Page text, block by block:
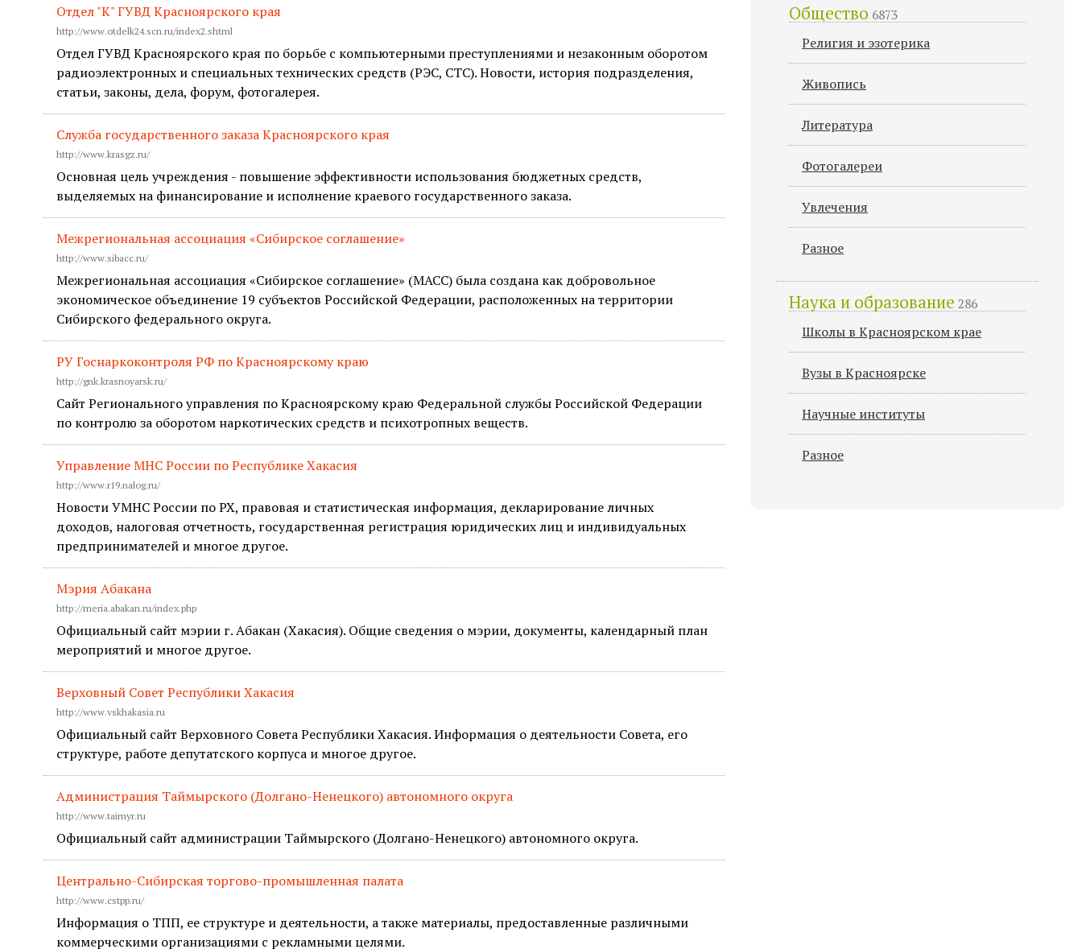
Отдел "К" ГУВД Красноярского края
http://www.otdelk24.scn.ru/index2.shtml
Отдел ГУВД Красноярского края по борьбе с компьютерными преступлениями и незаконным оборотом
радиоэлектронных и специальных технических средств (РЭС, СТС). Новости, история подразделения,
статьи, законы, дела, форум, фотогалерея.
Служба государственного заказа Красноярского края
http://www.krasgz.ru/
Основная цель учреждения - повышение эффективности использования бюджетных средств,
выделяемых на финансирование и исполнение краевого государственного заказа.
Межрегиональная ассоциация «Сибирское соглашение»
http://www.sibacc.ru/
Межрегиональная ассоциация «Сибирское соглашение» (МАСС) была создана как добровольное
экономическое объединение 19 субъектов Российской Федерации, расположенных на территории
Сибирского федерального округа.
РУ Госнаркоконтроля РФ по Красноярскому краю
http://gnk.krasnoyarsk.ru/
Сайт Регионального управления по Красноярскому краю Федеральной службы Российской Федерации
по контролю за оборотом наркотических средств и психотропных веществ.
Управление МНС России по Республике Хакасия
http://www.r19.nalog.ru/
Новости УМНС России по РХ, правовая и статистическая информация, декларирование личных
доходов, налоговая отчетность, государственная регистрация юридических лиц и индивидуальных
предпринимателей и многое другое.
Мэрия Абакана
http://meria.abakan.ru/index.php
Официальный сайт мэрии г. Абакан (Хакасия). Общие сведения о мэрии, документы, календарный план
мероприятий и многое другое.
Верховный Совет Республики Хакасия
http://www.vskhakasia.ru
Официальный сайт Верховного Совета Республики Хакасия. Информация о деятельности Совета, его
структуре, работе депутатского корпуса и многое другое.
Администрация Таймырского (Долгано-Ненецкого) автономного округа
http://www.taimyr.ru
Официальный сайт администрации Таймырского (Долгано-Ненецкого) автономного округа.
Центрально-Сибирская торгово-промышленная палата
http://www.cstpp.ru/
Информация о ТПП, ее структуре и деятельности, а также материалы, предоставленные различными
коммерческими организациями с рекламными целями.
Общество 6873
Религия и эзотерика
Живопись
Литература
Фотогалереи
Увлечения
Разное
Наука и образование 286
Школы в Красноярском крае
Вузы в Красноярске
Научные институты
Разное